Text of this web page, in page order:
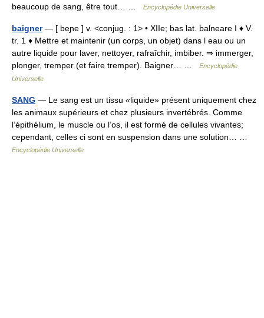
beaucoup de sang, être tout… …
Encyclopédie Universelle
baigner— [ beɲe ] v. <conjug. : 1> • XIIe; bas lat. balneare I ♦ V.
tr. 1 ♦ Mettre et maintenir (un corps, un objet) dans l eau ou un
autre liquide pour laver, nettoyer, rafraîchir, imbiber. ⇒ immerger,
plonger, tremper (et faire tremper). Baigner… …
Encyclopédie
Universelle
SANG — Le sang est un tissu «liquide» présent uniquement chez
les animaux supérieurs et chez plusieurs invertébrés. Comme
l’épithélium, le muscle ou l’os, il est formé de cellules vivantes;
cependant, celles ci sont en suspension dans une solution… …
Encyclopédie Universelle